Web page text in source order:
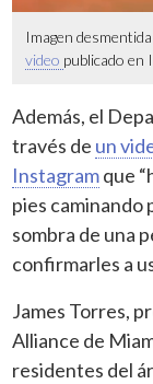
Imagen
video publicado en
Además, el
través de un
Instagramque
pies caminando
sombra de una
confirmarles a
James Torres,
Alliance de
residentes del